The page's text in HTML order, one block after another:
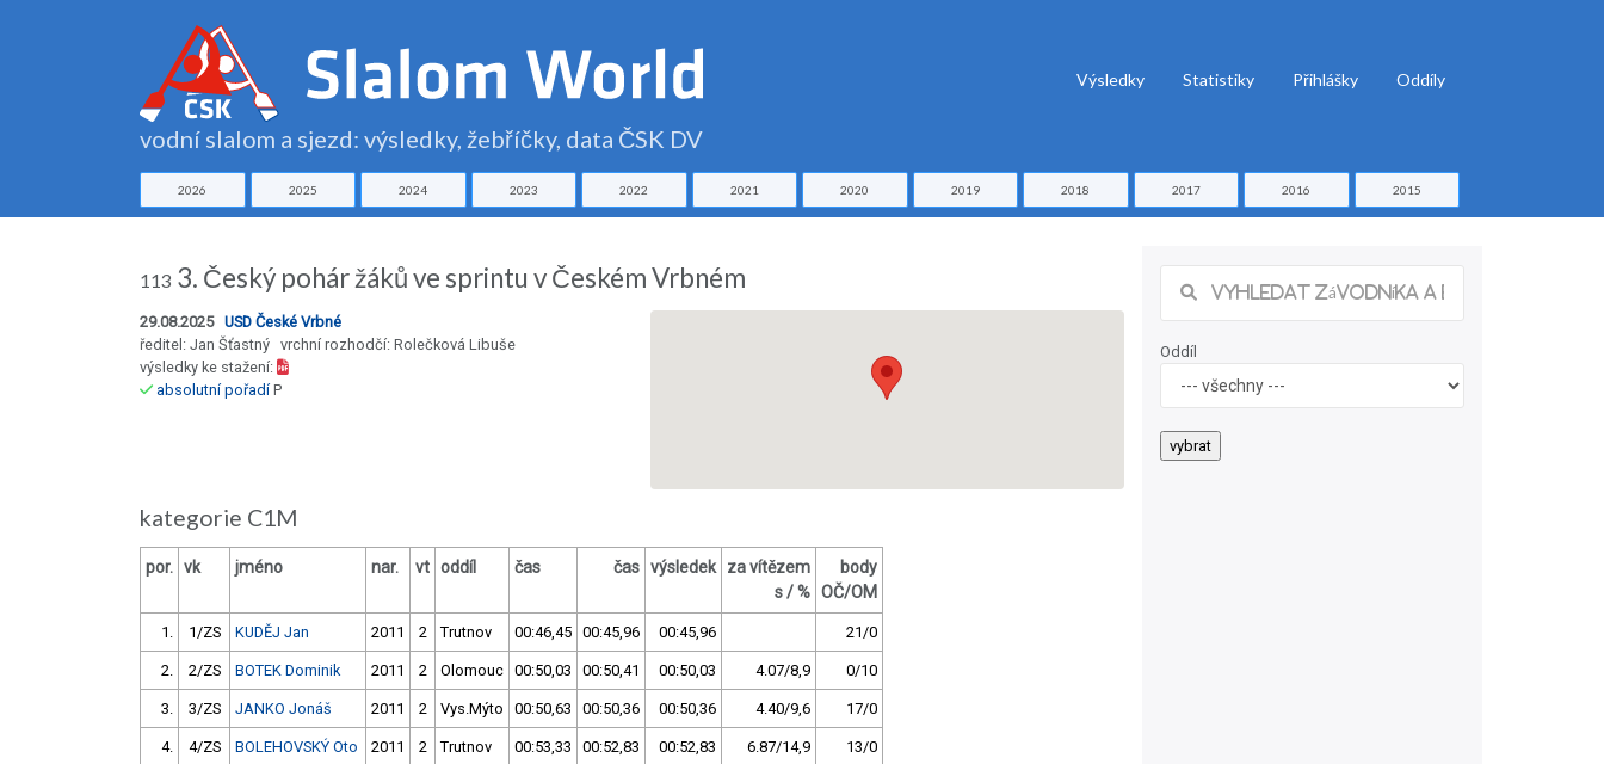
vodní slalom a sjezd: výsledky, žebříčky, data ČSK DV
Výsledky Statistiky Přihlášky Oddíly
2026 2025 2024 2023 2022 2021 2020 2019 2018 2017 2016 2015
113 3. Český pohár žáků ve sprintu v Českém Vrbném
29.08.2025 USD České Vrbné
ředitel: Jan Šťastný vrchní rozhodčí: Rolečková Libuše
výsledky ke stažení:
absolutní pořadíP
kategorie C1M
por. vk jméno nar. vt oddíl čas čas výsledek
za vítězem
s / %
body
OČ/OM
1. 1/ZS KUDĚJ Jan 2011 2 Trutnov 00:46,45 00:45,96 00:45,96 21/0
2. 2/ZS BOTEK Dominik 2011 2 Olomouc 00:50,03 00:50,41 00:50,03 4.07/8,9 0/10
3. 3/ZS JANKO Jonáš 2011 2 Vys.Mýto 00:50,63 00:50,36 00:50,36 4.40/9,6 17/0
4. 4/ZS BOLEHOVSKÝ Oto 2011 2 Trutnov 00:53,33 00:52,83 00:52,83 6.87/14,9 13/0
Oddíl